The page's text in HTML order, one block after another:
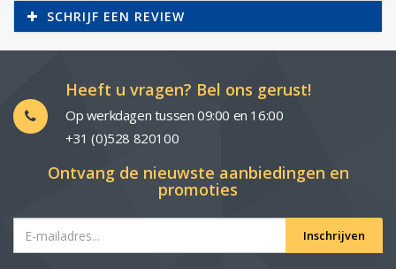
SCHRIJF EEN REVIEW
Heeft u vragen? Bel ons gerust!
Op werkdagen tussen 09:00 en 16:00
+31 (0)528 820100
Ontvang de nieuwste aanbiedingen en
promoties
Inschrijven